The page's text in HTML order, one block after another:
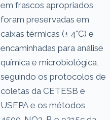
em frascos apropriados
foram preservadas em
caixas térmicas (± 4°C) e
encaminhadas para análise
química e microbiológica,
seguindo os protocolos de
coletas da CETESB e
USEPA e os métodos